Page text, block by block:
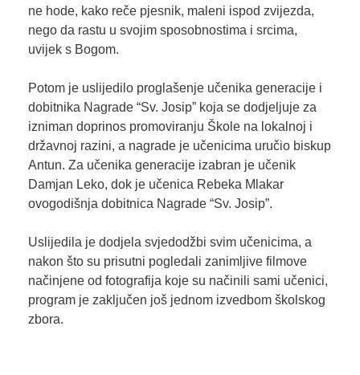
ne hode, kako reče pjesnik, maleni ispod zvijezda,
nego da rastu u svojim sposobnostima i srcima,
uvijek s Bogom.
Potom je uslijedilo proglašenje učenika generacije i
dobitnika Nagrade “Sv. Josip” koja se dodjeljuje za
izniman doprinos promoviranju Škole na lokalnoj i
državnoj razini, a nagrade je učenicima uručio biskup
Antun. Za učenika generacije izabran je učenik
Damjan Leko, dok je učenica Rebeka Mlakar
ovogodišnja dobitnica Nagrade “Sv. Josip”.
Uslijedila je dodjela svjedodžbi svim učenicima, a
nakon što su prisutni pogledali zanimljive filmove
načinjene od fotografija koje su načinili sami učenici,
program je zaključen još jednom izvedbom školskog
zbora.